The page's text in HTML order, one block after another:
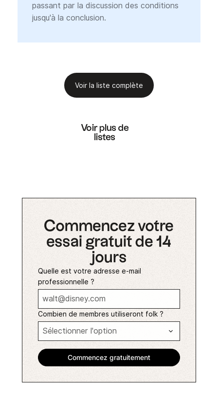
passant par la discussion des conditions
jusqu'à la conclusion.
Voir la liste complète
Voir plus de
listes
Commencez votre
essai gratuit de 14
jours
Quelle est votre adresse e-mail
professionnelle ?
Combien de membres utiliseront folk ?